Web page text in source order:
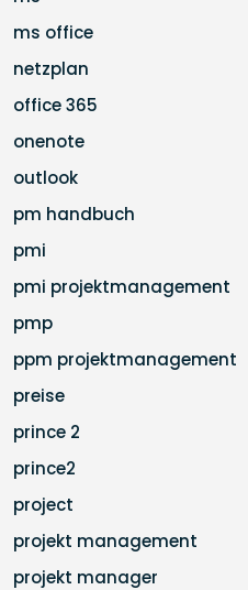
ms office
netzplan
office 365
onenote
outlook
pm handbuch
pmi
pmi projektmanagement
pmp
ppm projektmanagement
preise
prince 2
prince2
project
projekt management
projekt manager